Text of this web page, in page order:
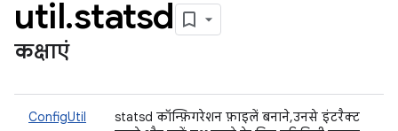
util.statsd
कक्षाएं
ConfigUtil
statsd कॉन्फ़िगरेशन फ़ाइलें बनाने, उनसे इंटरैक्ट